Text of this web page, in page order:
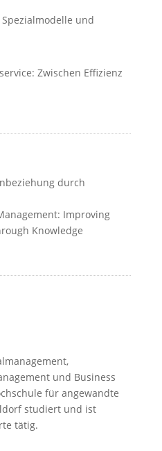
und
Zwischen Effizienz
durch
und Business
für angewandte
studiert und ist
tätig.